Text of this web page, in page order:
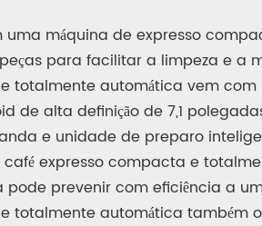
uma máquina de expresso
para facilitar a limpeza e a
totalmente automática vem
de alta definição de 7,1
e unidade de preparo
expresso compacta e
prevenir com eficiência a
totalmente automática também